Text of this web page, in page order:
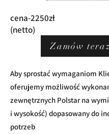
cena-2250zł
(netto)
Zamów teraz
Aby sprostać wymaganiom
oferujemy możliwość
zewnętrznych Polstar na
i wysokość) dopasowany do
potrzeb